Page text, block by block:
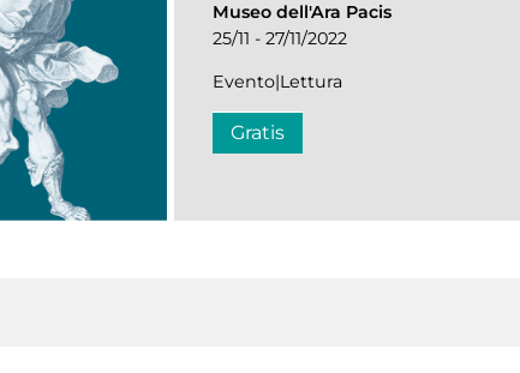
Museo dell'Ara Pacis
25/11 - 27/11/2022
Evento|Lettura
Gratis